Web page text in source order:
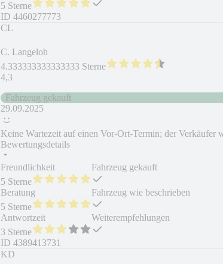
5 Sterne
ID 4460277773
CL
C. Langeloh
4.333333333333333 Sterne
4,3
Fahrzeug gekauft
29.09.2025
Keine Wartezeit auf einen Vor-Ort-Termin; der Verkäufer
Bewertungsdetails
Freundlichkeit
5 Sterne
Beratung
5 Sterne
Antwortzeit
3 Sterne
Fahrzeug gekauft
Fahrzeug wie beschrieben
Weiterempfehlungen
ID 4389413731
KD